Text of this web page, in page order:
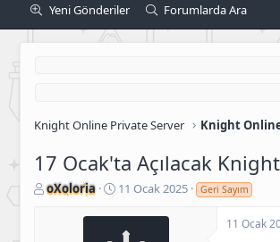
Yeni Gönderiler Forumlarda Ara
Knight Online Private Server Knight
17 Ocak'ta Açılacak
K
oXoloria
B
ş
11 Ocak 2025 Geri Sayım
11 Ocak